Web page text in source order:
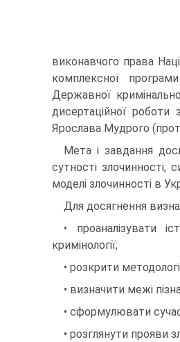
виконавчого права
комплексної
Державної
дисертаційної роботи
Ярослава Мудрого
Мета і завдання
сутності злочинності,
моделі злочинності в
Для досягнення
• проаналізувати
кримінології;
• розкрити
• визначити межі
• сформулювати
• розглянути прояви